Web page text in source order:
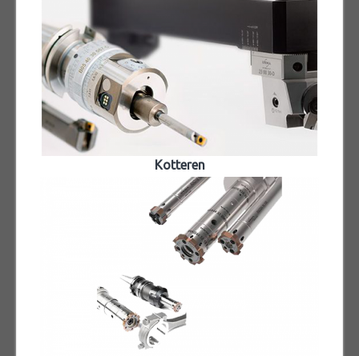
Kotteren